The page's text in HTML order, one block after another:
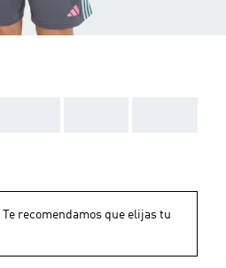
Te recomendamos que elijas tu